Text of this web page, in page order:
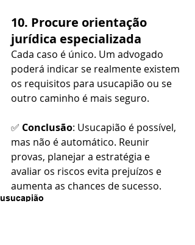
10. Procure orientação
jurídica especializada
Cada caso é único. Um advogado
poderá indicar se realmente existem
os requisitos para usucapião ou se
outro caminho é mais seguro.
✅ Conclusão: Usucapião é possível,
mas não é automático. Reunir
provas, planejar a estratégia e
avaliar os riscos evita prejuízos e
aumenta as chances de sucesso.
usucapião